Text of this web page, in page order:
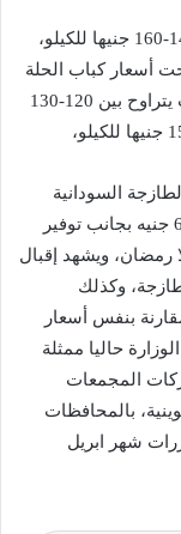
واستقرت أسعار عرق التربيانكو، تتراوح بين 140-160 جنيها للكيلو،
وتراوحت أسعار كباب الحلة
130-145 جنيها للكيلو، والمفروم بجميع دراجات يتراوح بين 120-130
السودانية
بسعر 85 جنيه، وطرح اللحوم المجمدة بسعر 63 جنيه بجانب توفير
رمضان، ويشهد إقبال
وكذلك
بنفس أسعار
حاليا ممثلة
المجمعات
بالمحافظات
شهر ابريل